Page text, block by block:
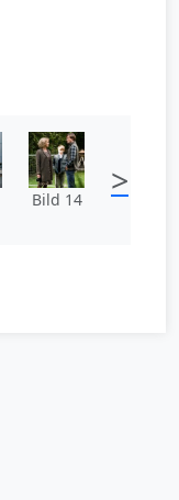
Bild 14 >